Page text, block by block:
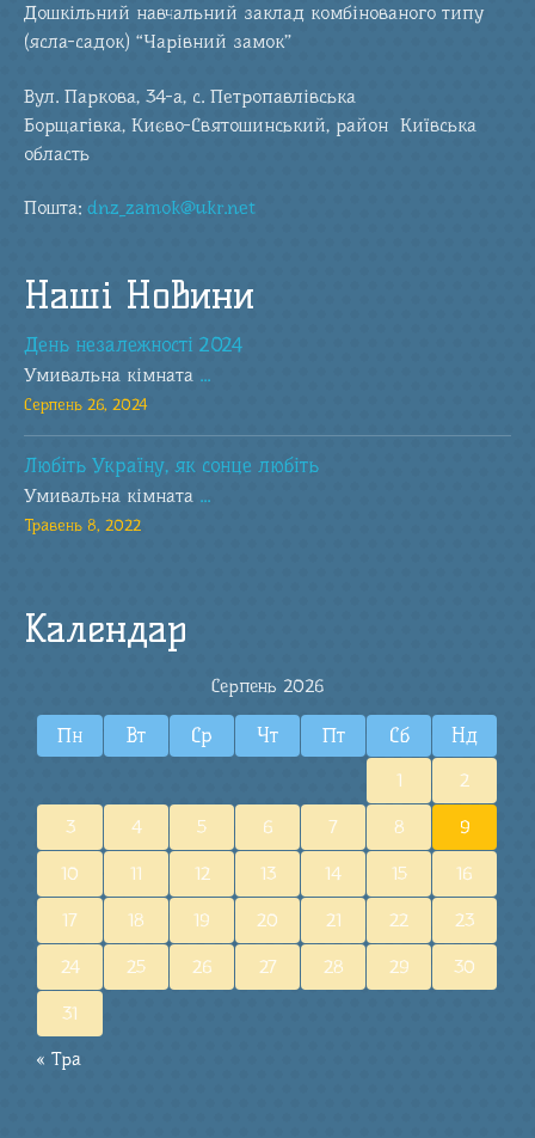
Дошкільний навчальний заклад комбінованого типу
(ясла-садок) “Чарівний замок”
Вул. Паркова, 34-а, с. Петропавлівська
Борщагівка, Києво-Святошинський, район Київська
область
Пошта:dnz_zamok@ukr.net
Наші Новини
День незалежності 2024
Умивальна кімната ...
Серпень 26, 2024
Любіть Україну, як сонце любіть
Умивальна кімната ...
Травень 8, 2022
Календар
Серпень 2026
Пн Вт Ср Чт Пт Сб Нд
« Тра
1 2
3 4 5 6 7 8 9
10 11 12 13 14 15 16
17 18 19 20 21 22 23
24 25 26 27 28 29 30
31